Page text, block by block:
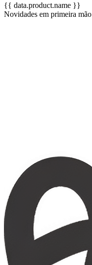
{{ data.product.name }}
Novidades em primeira mão